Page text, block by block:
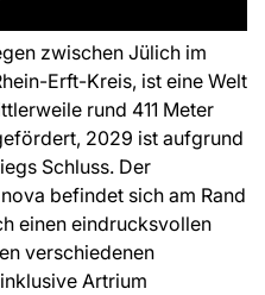
zwischen Jülich im
Erft-Kreis, ist eine Welt
rund 411 Meter
2029 ist aufgrund
Schluss. Der
befindet sich am Rand
einen eindrucksvollen
verschiedenen
Artrium